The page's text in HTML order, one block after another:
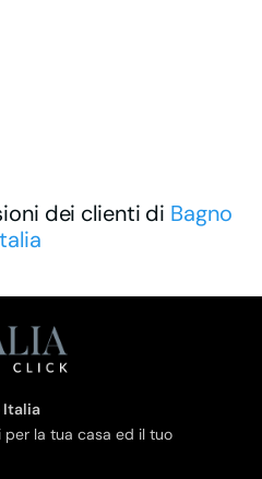
dei clienti di Bagno
Italia
per la tua casa ed il tuo